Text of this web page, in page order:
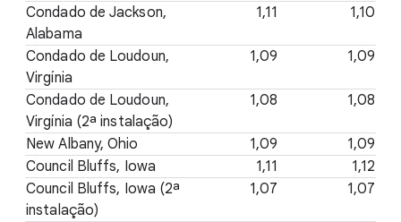
Condado de Jackson,
Alabama
1,11 1,10
Condado de Loudoun,
Virgínia
1,09 1,09
Condado de Loudoun,
Virgínia (2ª instalação)
1,08 1,08
New Albany, Ohio 1,09
1,09
Council Bluffs, Iowa
1,11
1,12
Council Bluffs, Iowa (2ª
instalação)
1,07 1,07